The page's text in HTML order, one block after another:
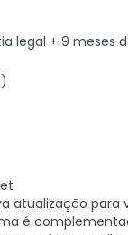
legal + 9
atualização para
é